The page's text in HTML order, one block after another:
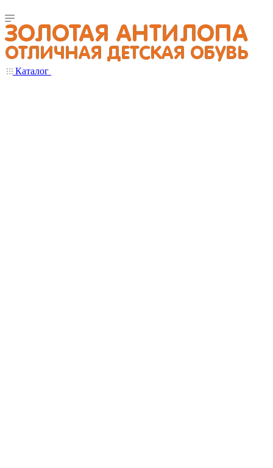
Каталог